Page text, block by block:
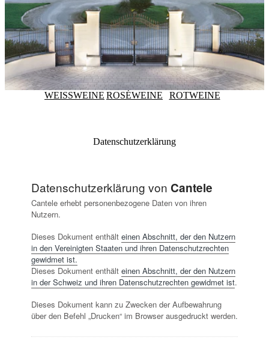
WEISSWEINE ROSÉWEINE ROTWEINE
Datenschutzerklärung
Datenschutzerklärung von Cantele
Cantele erhebt personenbezogene Daten von ihren
Nutzern.
Dieses Dokument enthält einen Abschnitt, der den Nutzern
in den Vereinigten Staaten und ihren Datenschutzrechten
gewidmet ist.
Dieses Dokument enthält einen Abschnitt, der den Nutzern
in der Schweiz und ihren Datenschutzrechten gewidmet ist.
Dieses Dokument kann zu Zwecken der Aufbewahrung
über den Befehl „Drucken“ im Browser ausgedruckt werden.